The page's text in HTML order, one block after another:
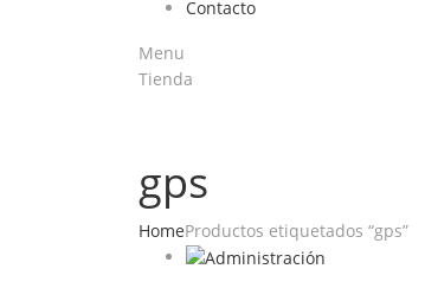
Contacto
Menu
Tienda
gps
HomeProductos etiquetados “gps”